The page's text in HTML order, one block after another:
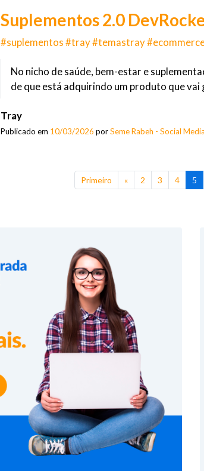
Suplementos 2.0
#suplementos #tray #temastray
No nicho de saúde, bem-estar e
de que está adquirindo um produto que
Tray
Publicado em 10/03/2026 porSeme Rabeh - Social Media
Primeiro « 2 3 4 5